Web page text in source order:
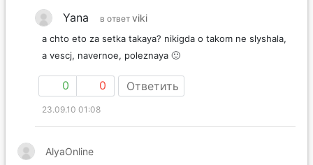
Yana в ответ viki
a chto eto za setka takaya? nikigda o takom ne slyshala,
a vescj, navernoe, poleznaya 🙂
0 0 Ответить
23.09.10 01:08
AlyaOnline